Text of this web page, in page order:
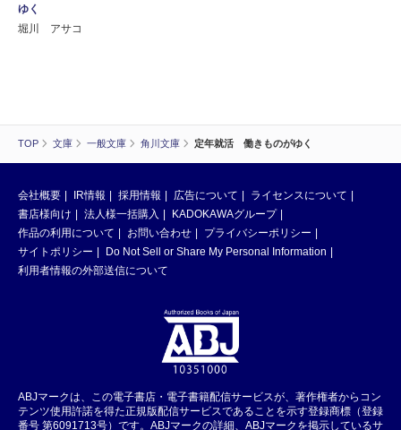
TOP 文庫 一般文庫 角川文庫 定年就活 働きものがゆく
ゆく
堀川 アサコ
会社概要 IR情報 採用情報 広告について
ライセンスについて
書店様向け
法人様一括購入
KADOKAWAグループ
作品の利用について
お問い合わせ
プライバシーポリシー
サイトポリシー
Do Not Sell or Share My Personal Information
利用者情報の外部送信について
ABJマークは、この電子書店・電子書籍配信サービスが、著作権者からコン
テンツ使用許諾を得た正規版配信サービスであることを示す登録商標（登録
番号 第6091713号）です。ABJマークの詳細、ABJマークを掲示しているサ